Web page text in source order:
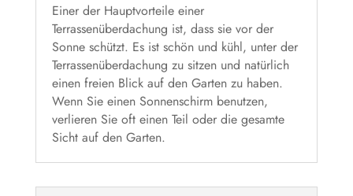
Einer der Hauptvorteile einer
Terrassenüberdachung ist, dass sie vor der
Sonne schützt. Es ist schön und kühl, unter der
Terrassenüberdachung zu sitzen und natürlich
einen freien Blick auf den Garten zu haben.
Wenn Sie einen Sonnenschirm benutzen,
verlieren Sie oft einen Teil oder die gesamte
Sicht auf den Garten.